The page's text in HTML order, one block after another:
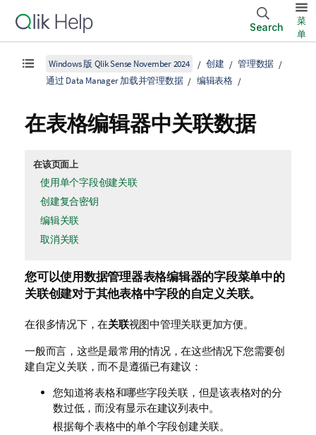
Search
菜
单
Windows 版 Qlik Sense November 2024 创建
管理数据
通过 Data Manager 加载并管理数据
编辑表格
在表格编辑器中关联数据
在该页面上
使用单个字段创建关联
创建复合密钥
编辑关联
取消关联
您可以使用数据管理器表格编辑器的字段菜单中的
关联创建对于其他表格中字段的自定义关联。
在很多情况下，在关联视图中管理关联更加方便。
一般而言，这些是最常用的情况，在这些情况下您需要创
建自定义关联，而不是遵循已有建议：
您知道将表格和哪些字段关联，但是该表格对的分
数过低，而没有显示在建议列表中。
根据每个表格中的单个字段创建关联。